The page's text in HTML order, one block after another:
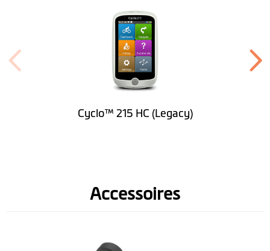
Importer tracé
Cyclo™ 215 HC (Legacy)
Accessoires